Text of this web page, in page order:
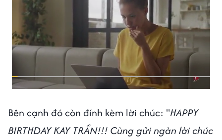
Bên cạnh đó còn đính kèm lời chúc: "HAPPY
BIRTHDAY KAY TRẦN!!! Cùng gửi ngàn lời chúc